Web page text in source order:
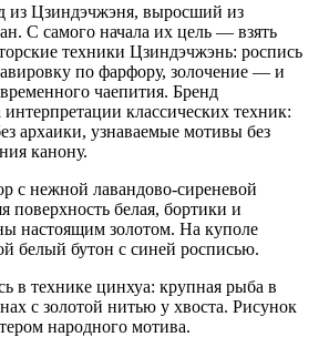
Цзиндэчжэня, выросший из
С самого начала их цель — взять
техники Цзиндэчжэнь: роспись
по фарфору, золочение — и
чаепития. Бренд
интерпретации классических техник:
архаики, узнаваемые мотивы без
канону.
с нежной лавандово-сиреневой
поверхность белая, бортики и
настоящим золотом. На куполе
белый бутон с синей росписью.
в технике цинхуа: крупная рыба в
с золотой нитью у хвоста. Рисунок
народного мотива.